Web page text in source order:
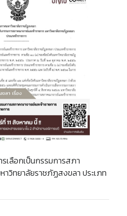
เลือกเป็นกรรมการสภา
าวิทยาลัยราชภัฏสงขลา ประเภท